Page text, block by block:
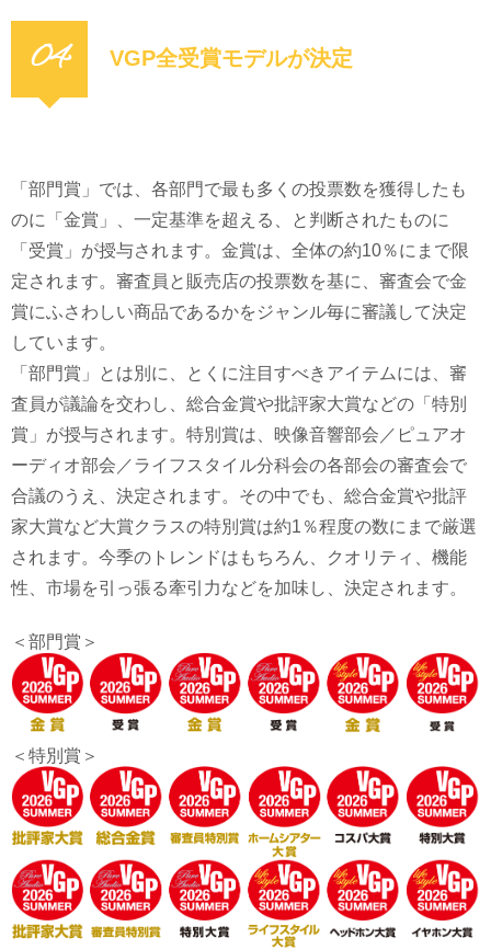
04 VGP全受賞モデルが決定
「部門賞」では、各部門で最も多くの投票数を獲得したも
のに「金賞」、一定基準を超える、と判断されたものに
「受賞」が授与されます。金賞は、全体の約10％にまで限
定されます。審査員と販売店の投票数を基に、審査会で金
賞にふさわしい商品であるかをジャンル毎に審議して決定
しています。
「部門賞」とは別に、とくに注目すべきアイテムには、審
査員が議論を交わし、総合金賞や批評家大賞などの「特別
賞」が授与されます。特別賞は、映像音響部会／ピュアオ
ーディオ部会／ライフスタイル分科会の各部会の審査会で
合議のうえ、決定されます。その中でも、総合金賞や批評
家大賞など大賞クラスの特別賞は約1％程度の数にまで厳選
されます。今季のトレンドはもちろん、クオリティ、機能
性、市場を引っ張る牽引力などを加味し、決定されます。
＜部門賞＞
＜特別賞＞